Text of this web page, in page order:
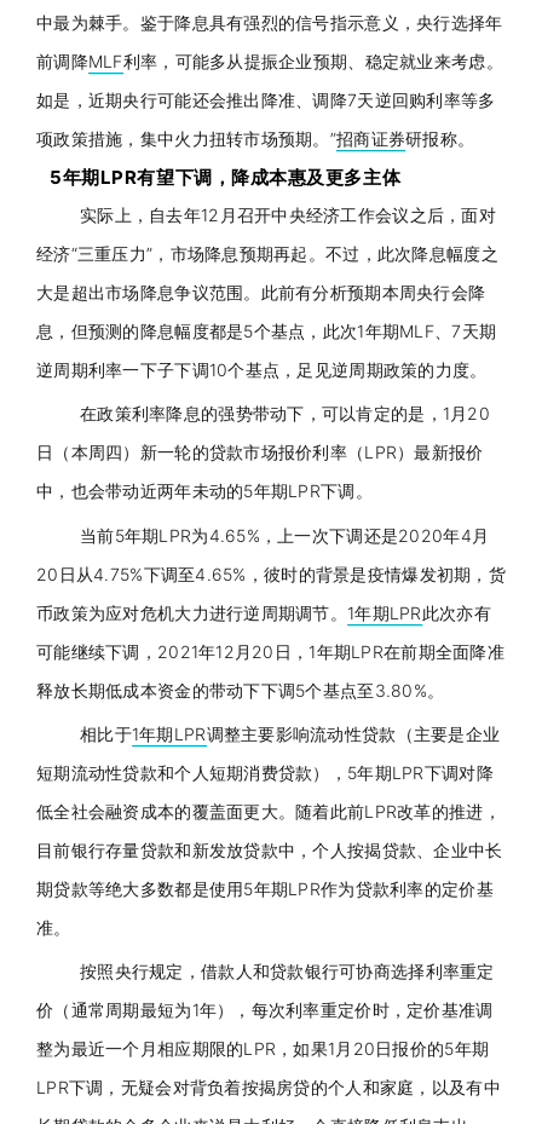
中最为棘手。鉴于降息具有强烈的信号指示意义，央行选择年
前调降MLF利率，可能多从提振企业预期、稳定就业来考虑。
如是，近期央行可能还会推出降准、调降7天逆回购利率等多
项政策措施，集中火力扭转市场预期。”招商证券研报称。
5年期 LPR有望下调，降成本惠及更多主体
实际上，自去年12月召开中央经济工作会议之后，面对
经济“三重压力”，市场降息预期再起。不过，此次降息幅度之
大是超出市场降息争议范围。此前有分析预期本周央行会降
息，但预测的降息幅度都是5个基点，此次1年期MLF、7天期
逆周期利率一下子下调10个基点，足见逆周期政策的力度。
在政策利率降息的强势带动下，可以肯定的是，1月20
日（本周四）新一轮的贷款市场报价利率（LPR）最新报价
中，也会带动近两年未动的5年期LPR下调。
当前5年期LPR为4.65%，上一次下调还是2020年4月
20日从4.75%下调至4.65%，彼时的背景是疫情爆发初期，货
币政策为应对危机大力进行逆周期调节。 1年期LPR此次亦有
可能继续下调，2021年12月20日， 1年期LPR在前期全面降准
释放长期低成本资金的带动下下调5个基点至3.80%。
相比于1年期LPR调整主要影响流动性贷款（主要是企业
短期流动性贷款和个人短期消费贷款），5年期LPR下调对降
低全社会融资成本的覆盖面更大。随着此前LPR改革的推进，
目前银行存量贷款和新发放贷款中，个人按揭贷款、企业中长
期贷款等绝大多数都是使用5年期LPR作为贷款利率的定价基
准。
按照央行规定，借款人和贷款银行可协商选择利率重定
价（通常周期最短为1年），每次利率重定价时，定价基准调
整为最近一个月相应期限的LPR ，如果1月20日报价的5年期
LPR下调，无疑会对背负着按揭房贷的个人和家庭，以及有中